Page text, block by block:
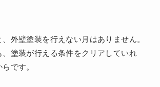
外壁塗装を行えない月はありません。
、塗装が行える条件をクリアしていれ
です。